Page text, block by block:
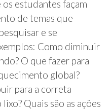
os estudantes façam
de temas que
e se
Como diminuir
O que fazer para
global?
para a correta
Quais são as ações